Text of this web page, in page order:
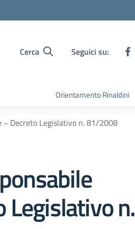
Cerca Seguici su:
Orientamento Rinaldini
− Decreto Legislativo n. 81/2008
Legislativo n.